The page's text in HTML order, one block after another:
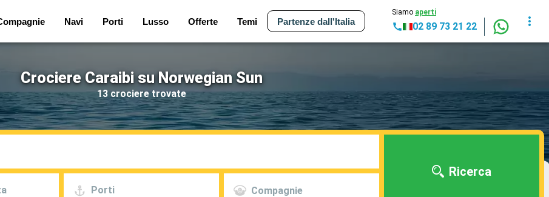
Navi Porti Lusso Offerte Temi Partenze dall'Italia
Siamo aperti
02 89 73 21 22
Crociere Caraibi su Norwegian Sun
13 crociere trovate
Porti Compagnie
Ricerca